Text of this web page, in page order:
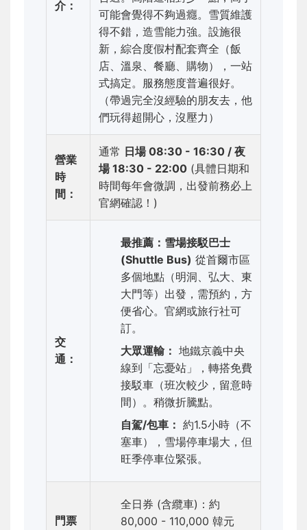
介：
可能會覺得不夠過癮。雪質維護
得不錯，造雪能力強。設施很
新，綜合度假村配套齊全（飯
店、溫泉、餐廳、購物），一站
式搞定。服務態度普遍很好。
（帶過完全沒經驗的朋友去，他
們玩得超開心，沒壓力）
營業
時
間：
通常 日場 08:30 - 16:30 / 夜
場 18:30 - 22:00 (具體日期和
時間每年會微調，出發前務必上
官網確認！)
交
通：
最推薦：雪場接駁巴士
(Shuttle Bus) 從首爾市區
多個地點（明洞、弘大、東
大門等）出發，需預約，方
便省心。官網或旅行社可
訂。
大眾運輸： 地鐵京義中央
線到「忘憂站」，轉搭免費
接駁車（班次較少，留意時
間）。稍微折騰點。
自駕/包車： 約1.5小時（不
塞車），雪場停車場大，但
旺季停車位緊張。
門票
全日券 (含纜車)：約
80,000 - 110,000 韓元